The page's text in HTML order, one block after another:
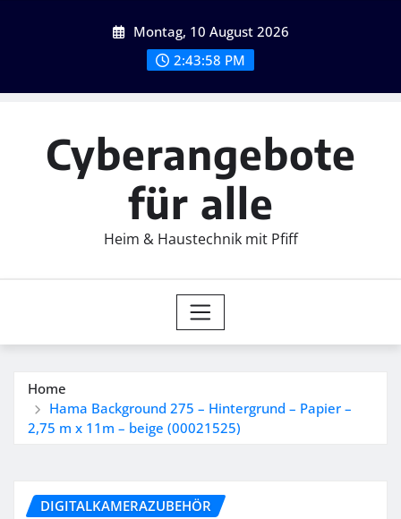
Montag, 10 August 2026
2:44:00 PM
Cyberangebote
für alle
Heim & Haustechnik mit Pfiff
Home
Hama Background 275 – Hintergrund – Papier –
2,75 m x 11m – beige (00021525)
DIGITALKAMERAZUBEHÖR